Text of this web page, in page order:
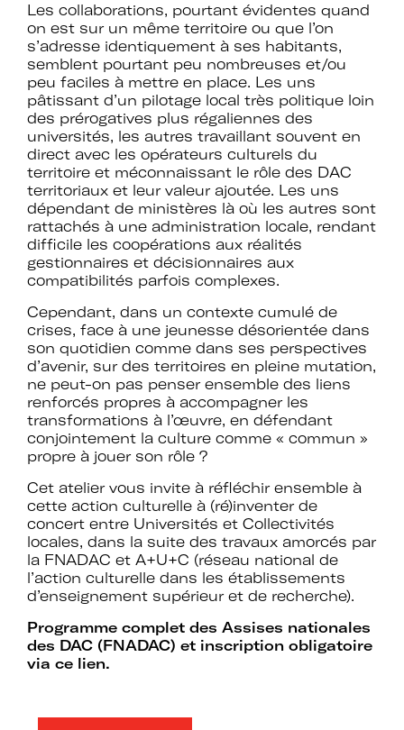
Bénéficier d’informations suivies et
d’expertises sur l’action culturelle dans
le cadre spécifique de l’enseignement
supérieur.
Profiter de temps de rencontre et
d’échange avec les acteurs des
politiques culturelles dans les
établissements et avec des
intervenants professionnels extérieurs.
Faire partie d’un réseau qui assure
l’interface et le relais avec d’autres
réseaux professionnels, le ministère de
l’Enseignement supérieur et de la
Recherche, le ministère de la Culture
et France Universités.
Participer à des actions collectives qui
permettent de faire progresser la
connaissance et la mise en œuvre des
politiques culturelles dans les
établissements.
Espace
adhérent
Devenir adhérent
Identifiant ou e-mail
Les collaborations, pourtant évidentes quand
on est sur un même territoire ou que l’on
s’adresse identiquement à ses habitants,
semblent pourtant peu nombreuses et/ou
peu faciles à mettre en place. Les uns
pâtissant d’un pilotage local très politique loin
des prérogatives plus régaliennes des
universités, les autres travaillant souvent en
direct avec les opérateurs culturels du
territoire et méconnaissant le rôle des DAC
territoriaux et leur valeur ajoutée. Les uns
dépendant de ministères là où les autres sont
rattachés à une administration locale, rendant
difficile les coopérations aux réalités
gestionnaires et décisionnaires aux
compatibilités parfois complexes.
Cependant, dans un contexte cumulé de
crises, face à une jeunesse désorientée dans
son quotidien comme dans ses perspectives
d’avenir, sur des territoires en pleine mutation,
ne peut-on pas penser ensemble des liens
renforcés propres à accompagner les
transformations à l’œuvre, en défendant
conjointement la culture comme « commun »
propre à jouer son rôle ?
Cet atelier vous invite à réfléchir ensemble à
cette action culturelle à (ré)inventer de
concert entre Universités et Collectivités
locales, dans la suite des travaux amorcés par
la FNADAC et A+U+C (réseau national de
l’action culturelle dans les établissements
d’enseignement supérieur et de recherche).
Programme complet des Assises nationales
des DAC (FNADAC) et inscription obligatoire
via ce lien.